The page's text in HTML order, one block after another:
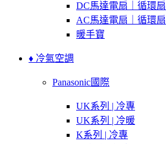
DC馬達電扇｜循環扇
AC馬達電扇｜循環扇
暖手寶
♦ 冷氣空調
Panasonic國際
UK系列 | 冷專
UK系列 | 冷暖
K系列 | 冷專